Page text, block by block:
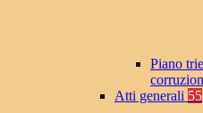
Piano
Atti generali 55